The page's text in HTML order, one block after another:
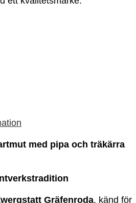
med pipa och träkärra
Gräfenroda, känd för